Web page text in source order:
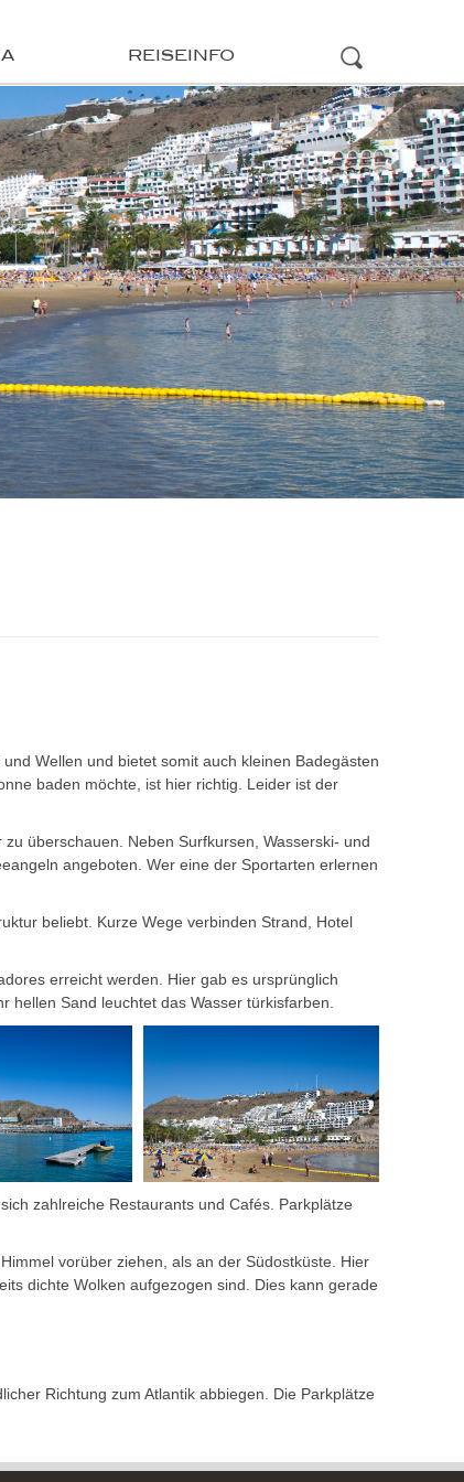
REISEINFO
Wellen und bietet somit auch kleinen Badegästen
baden möchte, ist hier richtig. Leider ist der
überschauen. Neben Surfkursen, Wasserski- und
angeboten. Wer eine der Sportarten erlernen
beliebt. Kurze Wege verbinden Strand, Hotel
erreicht werden. Hier gab es ursprünglich
Sand leuchtet das Wasser türkisfarben.
zahlreiche Restaurants und Cafés. Parkplätze
vorüber ziehen, als an der Südostküste. Hier
dichte Wolken aufgezogen sind. Dies kann gerade
Richtung zum Atlantik abbiegen. Die Parkplätze